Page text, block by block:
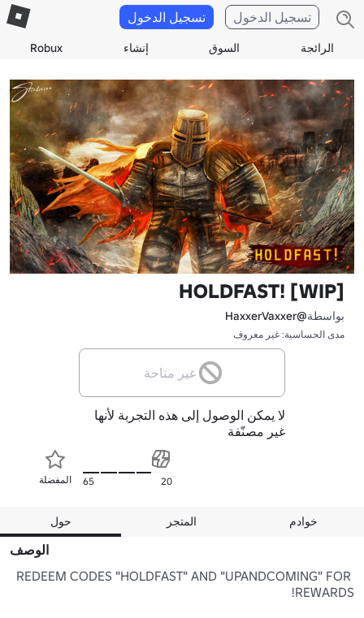
الرائجة السوق إنشاء Robux
تسجيل الدخول تسجيل الدخول
HOLDFAST! [WIP]
بواسطة@HaxxerVaxxer
مدى الحساسية: غير معروف
غير متاحة
لا يمكن الوصول إلى هذه التجربة لأنها
غير مصنّفة
المفضلة 65 20
حول المتجر خوادم
الوصف
REDEEM CODES "HOLDFAST" AND "UPANDCOMING" FOR